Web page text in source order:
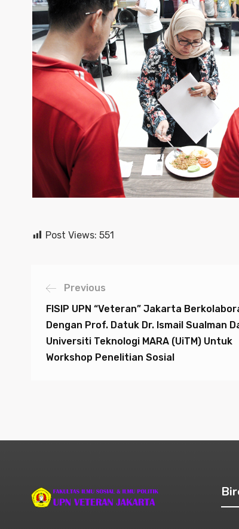
Post Views: 551
Previous
FISIP UPN “Veteran” Jakarta
Dengan Prof. Datuk Dr. Ismail Sualman
Universiti Teknologi MARA (UiTM) Untuk
Workshop Penelitian Sosial